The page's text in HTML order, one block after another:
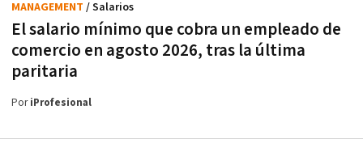
El salario mínimo que cobra un empleado de
comercio en agosto 2026, tras la última
paritaria
MANAGEMENT / Salarios
PoriProfesional